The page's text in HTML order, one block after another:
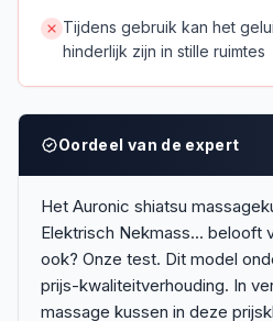
Tijdens gebruik kan het
hinderlijk zijn in stille ruimtes
Oordeel van de expert
Het Auronic shiatsu
Elektrisch Nekmass... belooft
ook? Onze test. Dit model
prijs-kwaliteitverhouding. In
massage kussen in deze